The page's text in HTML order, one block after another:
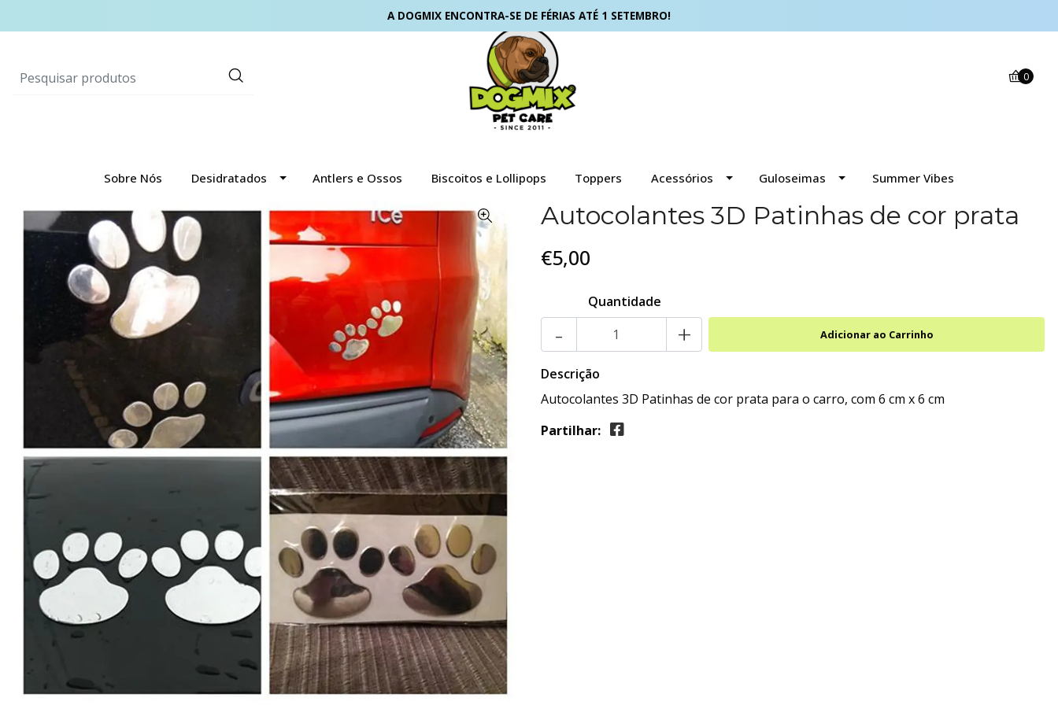
A DOGMIX ENCONTRA-SE DE FÉRIAS ATÉ 1 SETEMBRO!
0
Sobre Nós Desidratados Antlers e Ossos Biscoitos e Lollipops Toppers Acessórios Guloseimas Summer Vibes
​Autocolantes 3D Patinhas de cor prata
€5,00
Quantidade
- +
Descrição
Autocolantes 3D Patinhas de cor prata para o carro, com 6 cm x 6 cm
Partilhar: